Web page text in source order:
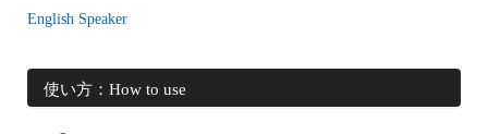
English Speaker
使い方：How to use